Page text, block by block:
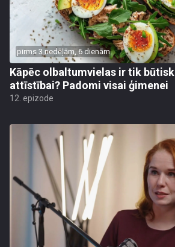
pirms 3 nedēļām, 6 dienām
Kāpēc olbaltumvielas ir tik
attīstībai? Padomi visai ģimenei
12. epizode